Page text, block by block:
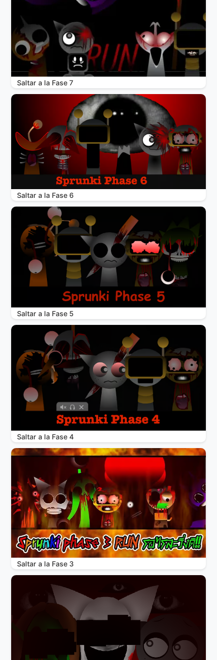
Saltar a la Fase 7
Saltar a la Fase 6
Saltar a la Fase 5
Saltar a la Fase 4
Saltar a la Fase 3